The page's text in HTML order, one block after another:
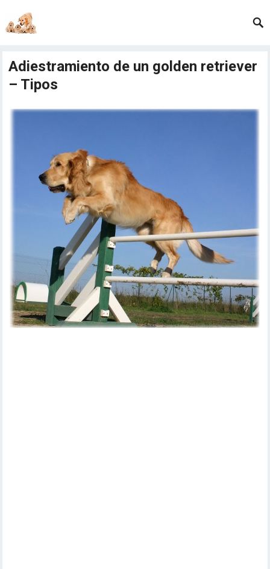
Adiestramiento de un golden retriever
– Tipos